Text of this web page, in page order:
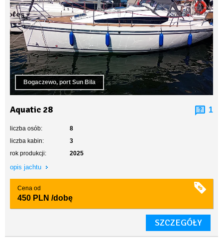
Bogaczewo, port Sun Bila
Aquatic 28 1
liczba osób:
8
liczba kabin:
3
rok produkcji:
2025
opis jachtu
Cena od
450 PLN /dobę
SZCZEGÓŁY